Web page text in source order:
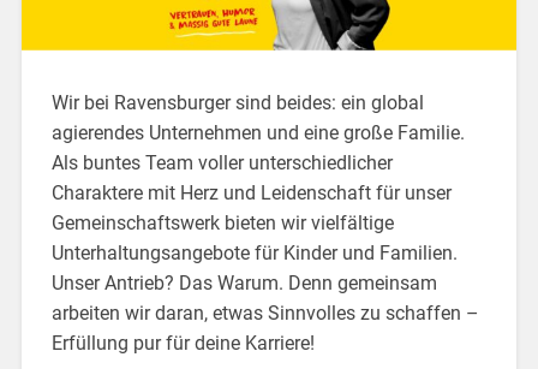
Wir bei Ravensburger sind beides: ein global
agierendes Unternehmen und eine große Familie.
Als buntes Team voller unterschiedlicher
Charaktere mit Herz und Leidenschaft für unser
Gemeinschaftswerk bieten wir vielfältige
Unterhaltungsangebote für Kinder und Familien.
Unser Antrieb? Das Warum. Denn gemeinsam
arbeiten wir daran, etwas Sinnvolles zu schaffen –
Erfüllung pur für deine Karriere!